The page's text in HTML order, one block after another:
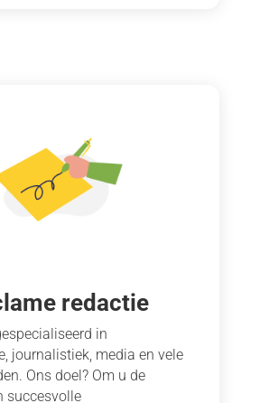
redactie
in
journalistiek, media en vele
Ons doel? Om u de
succesvolle